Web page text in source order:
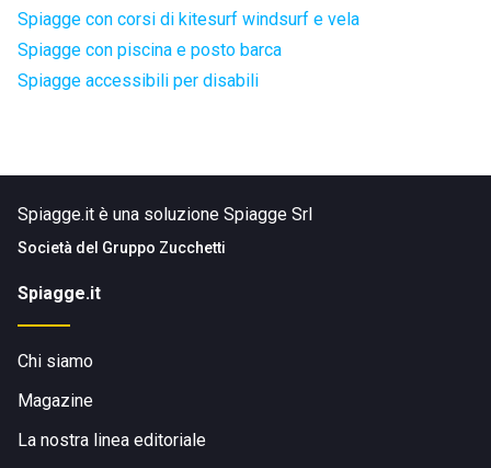
Spiagge con corsi di kitesurf windsurf e vela
Spiagge con piscina e posto barca
Spiagge accessibili per disabili
Spiagge.it è una soluzione Spiagge Srl
Società del Gruppo Zucchetti
Spiagge.it
Chi siamo
Magazine
La nostra linea editoriale